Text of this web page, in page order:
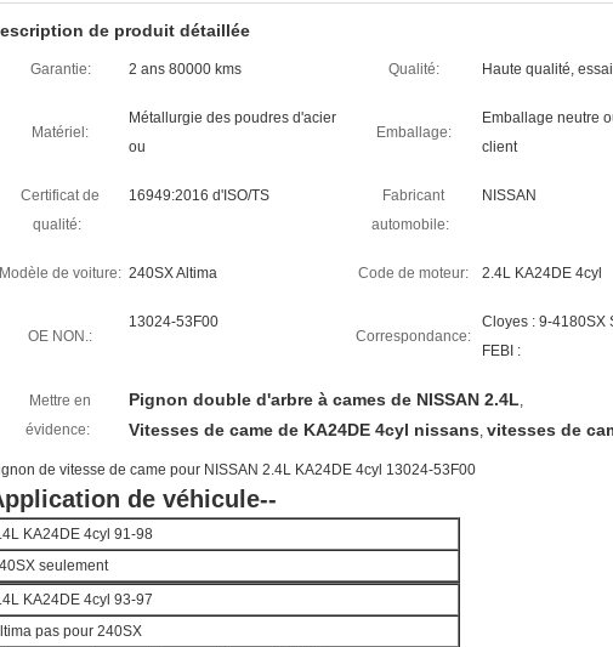
de produit détaillée
Garantie: 2 ans 80000 kms Qualité: Haute qualité,
Matériel:
Métallurgie des poudres d'acier
ou
Emballage:
Emballage neutre
client
Certificat de
qualité:
16949:2016 d'ISO/TS
Fabricant
automobile:
NISSAN
Modèle de voiture: 240SX Altima Code de moteur: 2.4L KA24DE 4cyl
OE NON.:
13024-53F00
Correspondance:
Cloyes : 9-4180SX
FEBI :
Mettre en
évidence:
Pignon double d'arbre à cames de NISSAN 2.4L,
Vitesses de came de KA24DE 4cyl nissans, vitesses de
de vitesse de came pour NISSAN 2.4L KA24DE 4cyl 13024-53F00
de véhicule--
KA24DE 4cyl 91-98
seulement
KA24DE 4cyl 93-97
pas pour 240SX